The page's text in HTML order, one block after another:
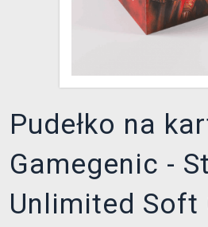
Pudełko na
Gamegenic -
Unlimited Soft